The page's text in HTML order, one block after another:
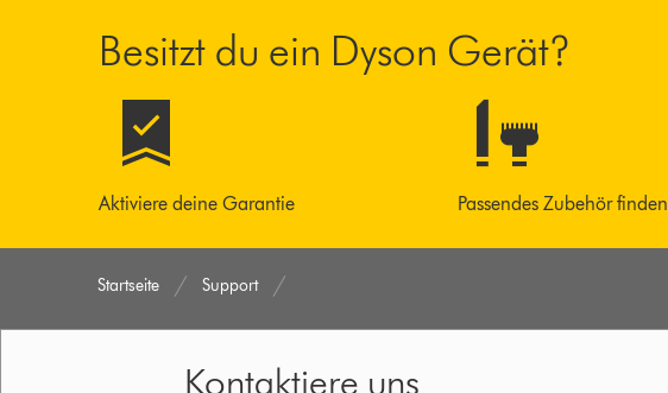
Besitzt du ein Dyson Gerät?
Aktiviere deine Garantie Passendes Zubehör finden
Startseite Support
Kontaktiere uns